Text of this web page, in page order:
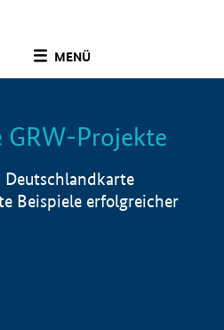
MENÜ
Info
GRW-Projekte
Beispiele erfolgreicher